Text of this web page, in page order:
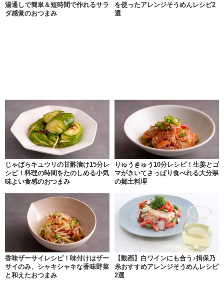
湯通しで簡単＆短時間で作れるサラ
ダ感覚のおつまみ
を使ったアレンジそうめんレシピ2
選
じゃばらキュウリの甘酢漬け15分レ
シピ！料理の時間をたのしめる小気
味よい食感のおつまみ
りゅうきゅう10分レシピ！生姜とゴ
マがきいてさっぱり食べれる大分県
の郷土料理
香味ザーサイレシピ！味付けはザー
サイのみ、シャキシャキな香味野菜
と和えたおつまみ
【動画】白ワインにも合う♪揖保乃
糸おすすめアレンジそうめんレシピ
2選